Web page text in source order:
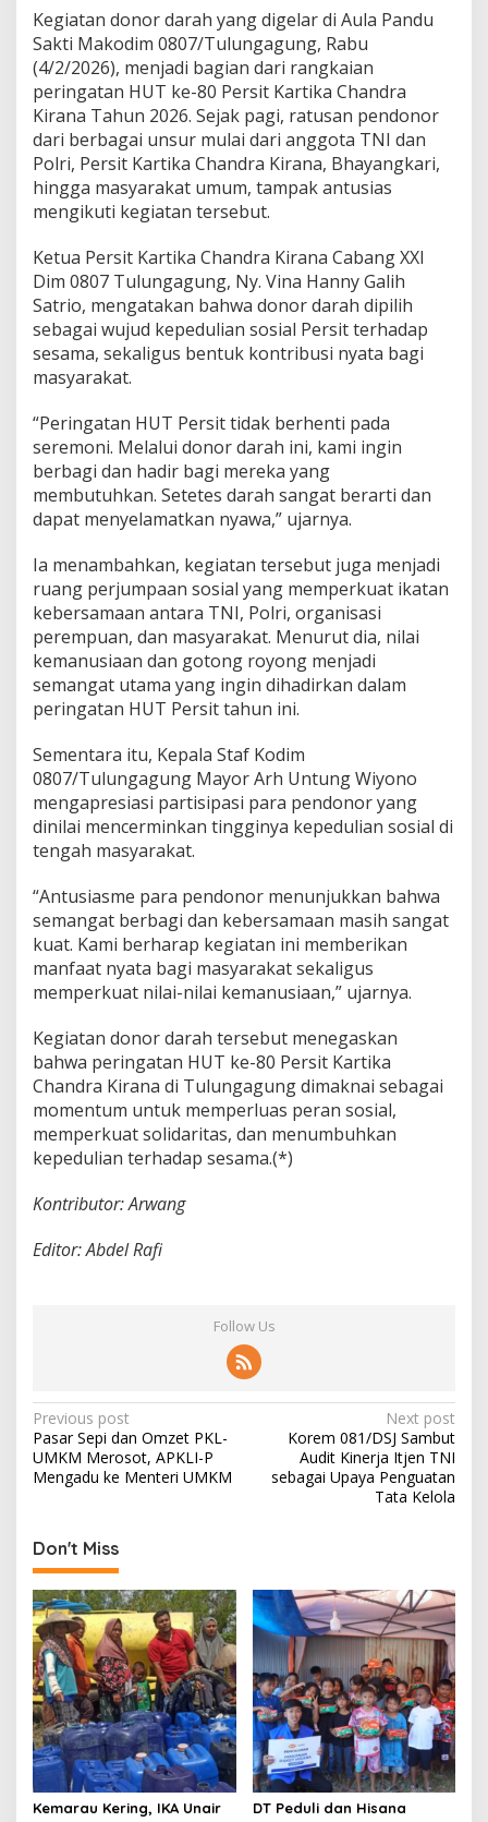
n
d
e
n
a
n
A
k
e
m
a
n
u
s
a
n
Kegiatan donor darah yang digelar di Aula Pandu
Sakti Makodim 0807/Tulungagung, Rabu
(4/2/2026), menjadi bagian dari rangkaian
peringatan HUT ke-80 Persit Kartika Chandra
Kirana Tahun 2026. Sejak pagi, ratusan pendonor
dari berbagai unsur mulai dari anggota TNI dan
Polri, Persit Kartika Chandra Kirana, Bhayangkari,
hingga masyarakat umum, tampak antusias
mengikuti kegiatan tersebut.
Ketua Persit Kartika Chandra Kirana Cabang XXI
Dim 0807 Tulungagung, Ny. Vina Hanny Galih
Satrio, mengatakan bahwa donor darah dipilih
sebagai wujud kepedulian sosial Persit terhadap
sesama, sekaligus bentuk kontribusi nyata bagi
masyarakat.
“Peringatan HUT Persit tidak berhenti pada
seremoni. Melalui donor darah ini, kami ingin
berbagi dan hadir bagi mereka yang
membutuhkan. Setetes darah sangat berarti dan
dapat menyelamatkan nyawa,” ujarnya.
Ia menambahkan, kegiatan tersebut juga menjadi
ruang perjumpaan sosial yang memperkuat ikatan
kebersamaan antara TNI, Polri, organisasi
perempuan, dan masyarakat. Menurut dia, nilai
kemanusiaan dan gotong royong menjadi
semangat utama yang ingin dihadirkan dalam
peringatan HUT Persit tahun ini.
Sementara itu, Kepala Staf Kodim
0807/Tulungagung Mayor Arh Untung Wiyono
mengapresiasi partisipasi para pendonor yang
dinilai mencerminkan tingginya kepedulian sosial di
tengah masyarakat.
“Antusiasme para pendonor menunjukkan bahwa
semangat berbagi dan kebersamaan masih sangat
kuat. Kami berharap kegiatan ini memberikan
manfaat nyata bagi masyarakat sekaligus
memperkuat nilai-nilai kemanusiaan,” ujarnya.
Kegiatan donor darah tersebut menegaskan
bahwa peringatan HUT ke-80 Persit Kartika
Chandra Kirana di Tulungagung dimaknai sebagai
momentum untuk memperluas peran sosial,
memperkuat solidaritas, dan menumbuhkan
kepedulian terhadap sesama.(*)
Kontributor: Arwang
Editor: Abdel Rafi
Follow Us
P
o
s
n
a
v
i
g
a
t
i
o
Previous post
Pasar Sepi dan Omzet PKL-
UMKM Merosot, APKLI-P
Mengadu ke Menteri UMKM
Next post
Korem 081/DSJ Sambut
Audit Kinerja Itjen TNI
sebagai Upaya Penguatan
Tata Kelola
Don't Miss
Kemarau Kering, IKA Unair
DT Peduli dan Hisana